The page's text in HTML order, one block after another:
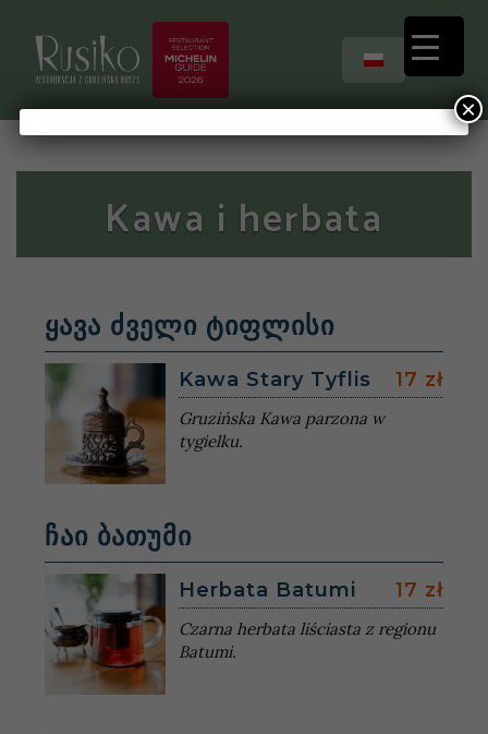
Kawa i herbata
ყავა ძველი ტიფლისი
Kawa Stary Tyflis 17 zł
Gruzińska Kawa parzona w
tygielku.
ჩაი ბათუმი
Herbata Batumi 17 zł
Czarna herbata liściasta z regionu
Batumi.
×